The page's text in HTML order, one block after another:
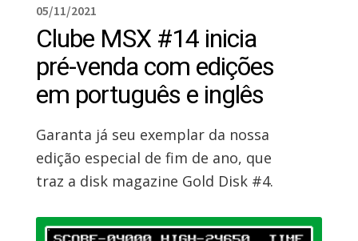
05/11/2021
Clube MSX #14 inicia
pré-venda com edições
em português e inglês
Garanta já seu exemplar da nossa
edição especial de fim de ano, que
traz a disk magazine Gold Disk #4.